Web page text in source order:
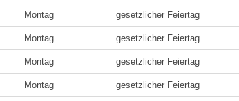
Montag gesetzlicher Feiertag
Montag gesetzlicher Feiertag
Montag gesetzlicher Feiertag
Montag gesetzlicher Feiertag